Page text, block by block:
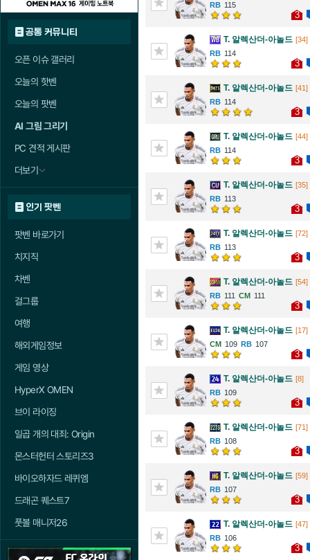
공통 커뮤니티
오픈 이슈 갤러리
오늘의 핫벤
오늘의 팟벤
AI 그림 그리기
PC 견적 게시판
더보기
인기 팟벤
팟벤 바로가기
치지직
차벤
걸그룹
여행
해외게임정보
게임 영상
HyperX OMEN
브이 라이징
일곱 개의 대죄: Origin
몬스터헌터 스토리즈3
바이오하자드 레퀴엠
드래곤 퀘스트7
풋볼 매니저26
115
3
T. 알렉산더-아놀드 [34]
114
3
T. 알렉산더-아놀드 [41]
114
3
T. 알렉산더-아놀드 [44]
114
3
T. 알렉산더-아놀드 [35]
113
3
T. 알렉산더-아놀드 [72]
113
3
T. 알렉산더-아놀드 [54]
111
111
3
T. 알렉산더-아놀드 [17]
109
107
3
T. 알렉산더-아놀드 [8]
109
3
T. 알렉산더-아놀드 [71]
108
3
T. 알렉산더-아놀드 [59]
107
3
T. 알렉산더-아놀드 [47]
106
3